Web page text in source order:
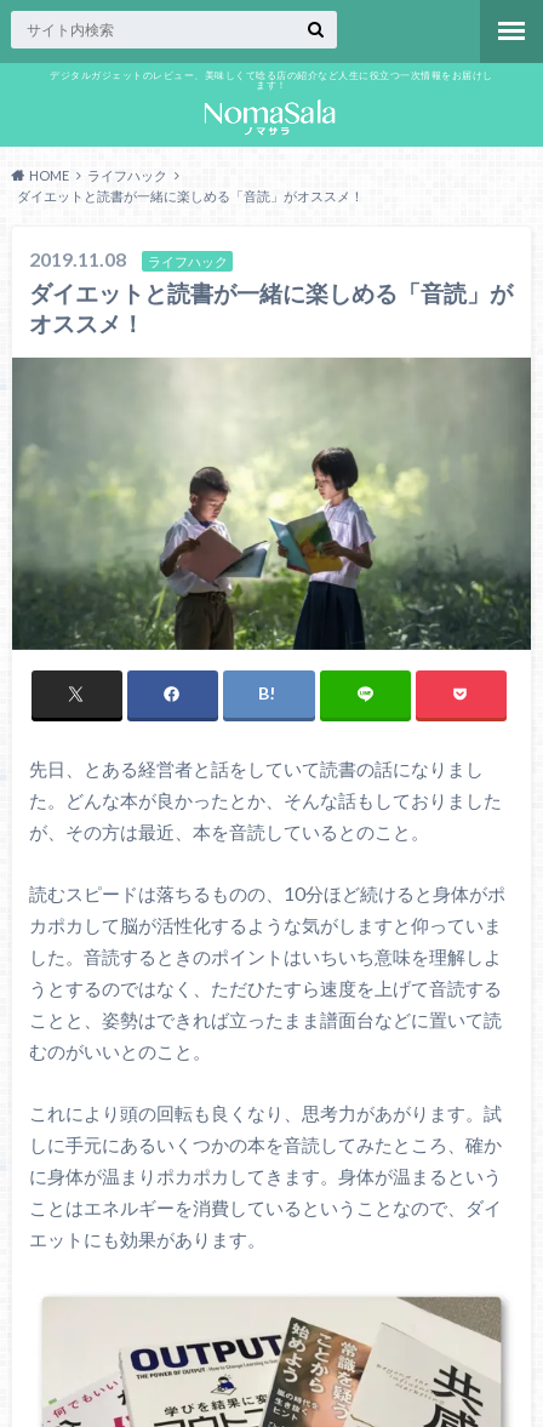
デジタルガジェットのレビュー、美味しくて唸る店の紹介など人生に役立つ一次情報をお届けし
ます！
HOME
ライフハック
ダイエットと読書が一緒に楽しめる「音読」がオススメ！
2019.11.08 ライフハック
ダイエットと読書が一緒に楽しめる「音読」が
オススメ！
先日、とある経営者と話をしていて読書の話になりまし
た。どんな本が良かったとか、そんな話もしておりました
が、その方は最近、本を音読しているとのこと。
読むスピードは落ちるものの、10分ほど続けると身体がポ
カポカして脳が活性化するような気がしますと仰っていま
した。音読するときのポイントはいちいち意味を理解しよ
うとするのではなく、ただひたすら速度を上げて音読する
ことと、姿勢はできれば立ったまま譜面台などに置いて読
むのがいいとのこと。
これにより頭の回転も良くなり、思考力があがります。試
しに手元にあるいくつかの本を音読してみたところ、確か
に身体が温まりポカポカしてきます。身体が温まるという
ことはエネルギーを消費しているということなので、ダイ
エットにも効果があります。